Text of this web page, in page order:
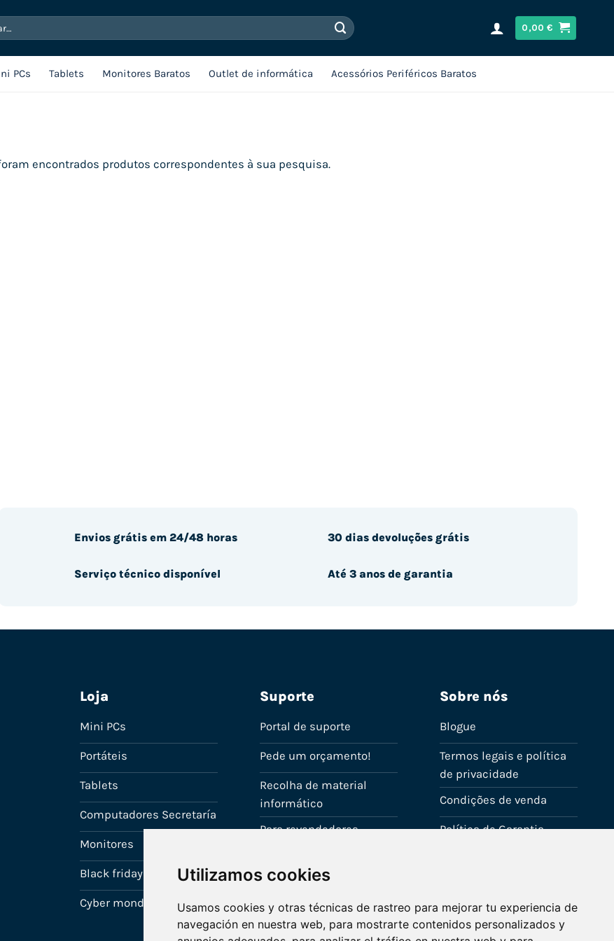
Utilizamos cookies
Usamos cookies y otras técnicas de rastreo para mejorar tu experiencia de
navegación en nuestra web, para mostrarte contenidos personalizados y
0,00€
PCs Tablets Monitores Baratos Outlet de informática Acessórios Periféricos Baratos
encontrados produtos correspondentes à sua pesquisa.
Envios grátis em 24/48 horas
Serviço técnico disponível
30 dias devoluções grátis
Até 3 anos de garantia
Loja
Mini PCs
Portáteis
Tablets
Computadores Secretaría
Monitores
Black friday
Cyber monday
Suporte
Portal de suporte
Pede um orçamento!
Recolha de material
informático
Para revendedores
Sobre nós
Blogue
Termos legais e política
de privacidade
Condições de venda
Política de Garantia
Fale connosco